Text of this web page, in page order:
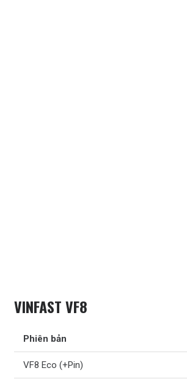
VINFAST VF8
Phiên bản
VF8 Eco (+Pin)